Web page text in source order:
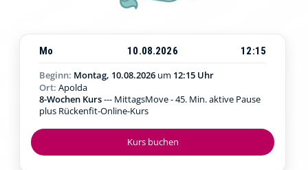
Kurs buchen
Mo 10.08.2026
12:15
Beginn: Montag, 10.08.2026 um 12:15 Uhr
Ort: Apolda
8-Wochen Kurs--- MittagsMove - 45. Min. aktive Pause
plus Rückenfit-Online-Kurs